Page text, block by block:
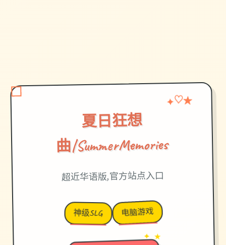
夏日狂想
曲|SummerMemories
✦♡★
超近华语版,官方站点入口
神级SLG 电脑游戏
→
✦ ★